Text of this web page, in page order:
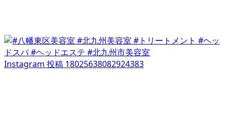
Instagram 投稿 18025638082924383